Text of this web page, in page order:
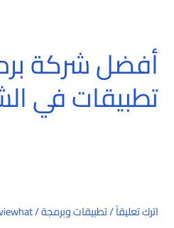
أفضل شركة
تطبيقات في
اترك تعليقاً/تطبيقات وبرمجة/
أفضل
شركة
برمجة
تطبيقات